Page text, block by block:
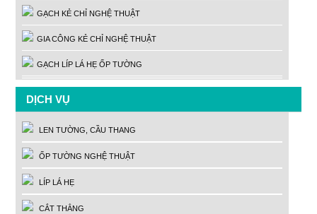
GẠCH KẺ CHỈ NGHỆ THUẬT
GIA CÔNG KẺ CHỈ NGHỆ THUẬT
GẠCH LÍP LÁ HẸ ỐP TƯỜNG
DỊCH VỤ
LEN TƯỜNG, CẦU THANG
ỐP TƯỜNG NGHỆ THUẬT
LÍP LÁ HẸ
CẮT THẲNG